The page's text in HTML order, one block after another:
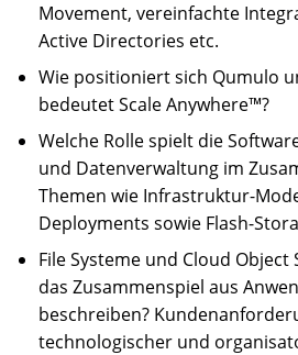
Movement, vereinfachte
Active Directories etc.
Wie positioniert sich Qumulo
bedeutet Scale Anywhere™?
Welche Rolle spielt die
und Datenverwaltung im
Themen wie Infrastruktur-
Deployments sowie Flash-
File Systeme und Cloud Object
das Zusammenspiel aus
beschreiben?
technologischer und